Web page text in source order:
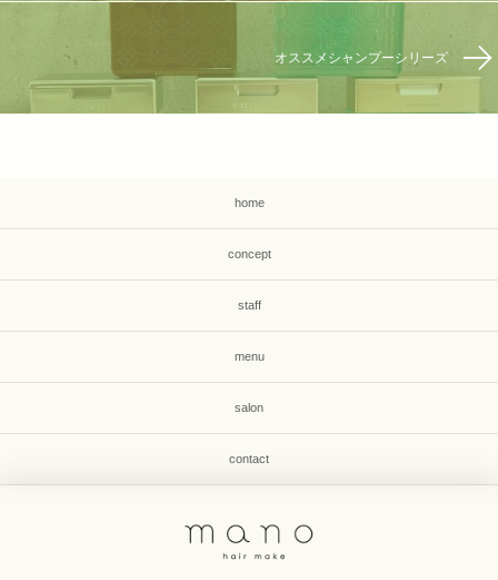
オススメシャンプーシリーズ
home
concept
staff
menu
salon
contact